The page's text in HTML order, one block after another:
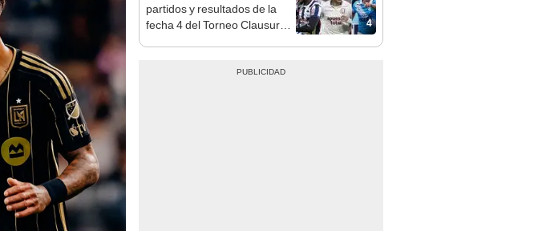
4
partidos y resultados de la
fecha 4 del Torneo Clausura y